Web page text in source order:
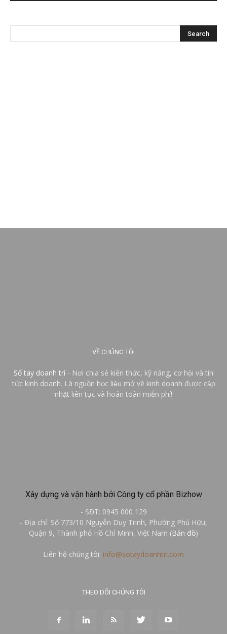
VỀ CHÚNG TÔI
Sổ tay doanh trí - Nơi chia sẻ kiến thức, kỹ năng, cơ hội và tin
tức kinh doanh. Là nguồn học liệu mở về kinh doanh được cập
nhật liên tục và hoàn toàn miễn phí!
Xây dựng và vận hành bởi Công ty cổ phần Bizhow
- SĐT: 0945 000 129
- Địa chỉ: Số 773/10 Nguyễn Duy Trinh, Phường Phú Hữu,
Quận 9, Thành phố Hồ Chí Minh, Việt Nam (Bản đồ)
Liên hệ chúng tôi: info@sotaydoanhtri.com
THEO DÕI CHÚNG TÔI